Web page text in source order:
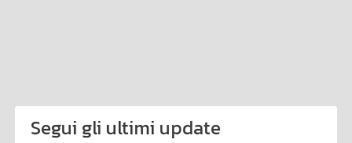
Segui gli ultimi update